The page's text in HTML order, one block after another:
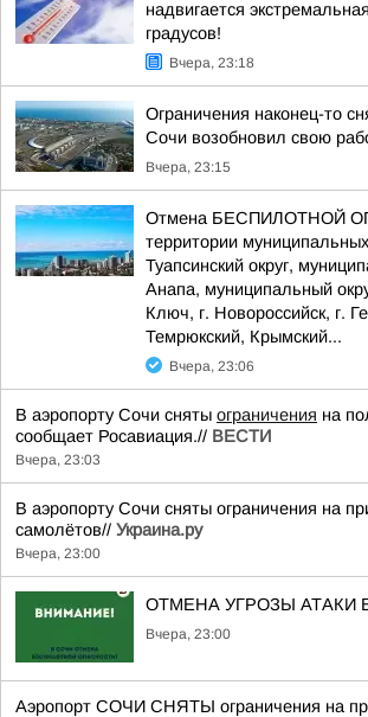
надвигается
градусов!
Вчера, 23:18
Ограничения наконец-то
Сочи возобновил свою
Вчера, 23:15
Отмена БЕСПИЛОТНОЙ
территории
Туапсинский округ,
Анапа, муниципальный
Ключ, г. Новороссийск, г.
Темрюкский, Крымский...
Вчера, 23:06
В аэропорту Сочи сняты ограничения на
сообщает Росавиация.// ВЕСТИ
Вчера, 23:03
В аэропорту Сочи сняты ограничения на
самолётов// Украина.ру
Вчера, 23:00
ОТМЕНА УГРОЗЫ АТАКИ
Вчера, 23:00
Аэропорт СОЧИ СНЯТЫ ограничения на